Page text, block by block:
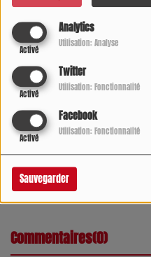
Analytics
Activé
Utilisation: Analyse
Twitter
Activé
Utilisation: Fonctionnalité
Facebook
Activé
Utilisation: Fonctionnalité
Sauvegarder
Commentaires(0)